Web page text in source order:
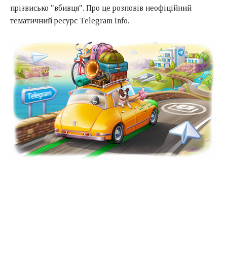
прізвисько "вбивця". Про це розповів неофіційний
тематичний ресурс Telegram Info.